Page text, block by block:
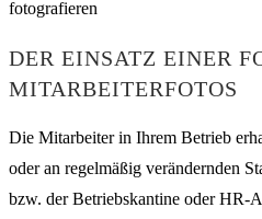
DER EINSATZ EINER
MITARBEITERFOTOS
Die Mitarbeiter in Ihrem Betrieb
oder an regelmäßig verändernden
bzw. der Betriebskantine oder HR-